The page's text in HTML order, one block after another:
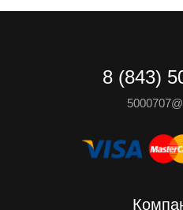
8 (843)